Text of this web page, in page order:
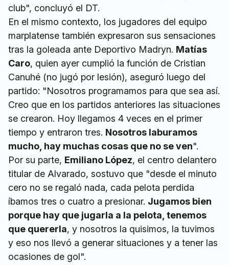
club", concluyó el DT.
En el mismo contexto, los jugadores del equipo
marplatense también expresaron sus sensaciones
tras la goleada ante Deportivo Madryn. Matías
Caro, quien ayer cumplió la función de Cristian
Canuhé (no jugó por lesión), aseguró luego del
partido: "Nosotros programamos para que sea así.
Creo que en los partidos anteriores las situaciones
se crearon. Hoy llegamos 4 veces en el primer
tiempo y entraron tres. Nosotros laburamos
mucho, hay muchas cosas que no se ven".
Por su parte, Emiliano López, el centro delantero
titular de Alvarado, sostuvo que "desde el minuto
cero no se regaló nada, cada pelota perdida
íbamos tres o cuatro a presionar. Jugamos bien
porque hay que jugarla a la pelota, tenemos
que quererla, y nosotros la quisimos, la tuvimos
y eso nos llevó a generar situaciones y a tener las
ocasiones de gol".